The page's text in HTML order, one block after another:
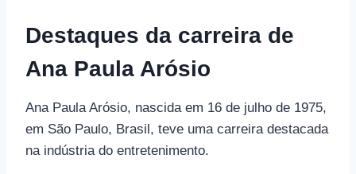
Destaques da carreira de
Ana Paula Arósio
Ana Paula Arósio, nascida em 16 de julho de 1975,
em São Paulo, Brasil, teve uma carreira destacada
na indústria do entretenimento.